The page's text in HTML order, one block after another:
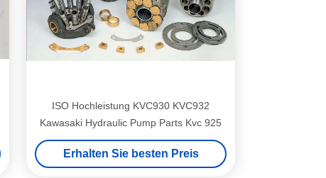
ISO Hochleistung KVC930 KVC932
Kawasaki Hydraulic Pump Parts Kvc 925
Erhalten Sie besten Preis